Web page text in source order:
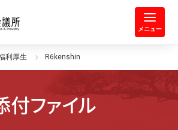
岸和田商工会議所 | 人・祭り・城。
メニュー
利厚生 R6kenshin
付ファイル